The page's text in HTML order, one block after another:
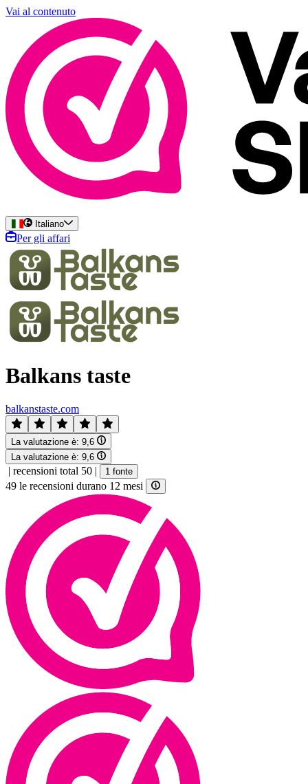
Vai al contenuto
Italiano
Per gli affari
Balkans taste
balkanstaste.com
La valutazione è: 9,6
La valutazione è: 9,6
| recensioni total 50 | 1 fonte
49 le recensioni durano 12 mesi